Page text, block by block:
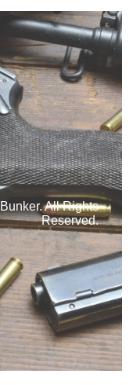
All Rights
Reserved.